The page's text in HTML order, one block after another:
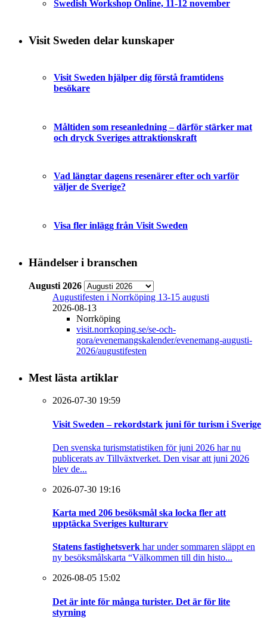
Swedish Workshop Online, 11-12 november
Visit Sweden delar kunskaper
Visit Sweden hjälper dig förstå framtidens
besökare
Måltiden som reseanledning – därför stärker mat
och dryck Sveriges attraktionskraft
Vad längtar dagens resenärer efter och varför
väljer de Sverige?
Visa fler inlägg från Visit Sweden
Händelser i branschen
Augusti 2026
Augustifesten i Norrköping 13-15 augusti
2026-08-13
Norrköping
visit.norrkoping.se/se-och-
gora/evenemangskalender/evenemang-augusti-
2026/augustifesten
Mest lästa artiklar
2026-07-30 19:59
Visit Sweden – rekordstark juni för turism i Sverige
Den svenska turismstatistiken för juni 2026 har nu
publicerats av Tillväxtverket. Den visar att juni 2026
blev de...
2026-07-30 19:16
Karta med 206 besöksmål ska locka fler att
upptäcka Sveriges kulturarv
Statens fastighetsverk har under sommaren släppt en
ny besöksmålskarta “Välkommen till din histo...
2026-08-05 15:02
Det är inte för många turister. Det är för lite
styrning